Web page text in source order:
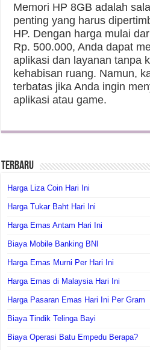
Memori HP 8GB adalah
penting yang harus
HP. Dengan harga mulai
Rp. 500.000, Anda dapat
aplikasi dan layanan tanpa
kehabisan ruang. Namun,
terbatas jika Anda ingin
aplikasi atau game.
Terbaru
Harga Liza Coin Hari Ini
Harga Tukar Baht Hari Ini
Harga Emas Antam Hari Ini
Biaya Mobile Banking BNI
Harga Emas Murni Per Hari Ini
Harga Emas di Malaysia Hari Ini
Harga Pasaran Emas Hari Ini Per Gram
Biaya Tindik Telinga Bayi
Biaya Operasi Batu Empedu Berapa?